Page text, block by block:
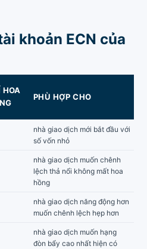
khoản ECN của
HOA
PHÙ HỢP CHO
nhà giao dịch mới bắt đầu với
số vốn nhỏ
nhà giao dịch muốn chênh
lệch thả nổi không mất hoa
hồng
nhà giao dịch năng động hơn
muốn chênh lệch hẹp hơn
nhà giao dịch muốn hạng
đòn bẩy cao nhất hiện có